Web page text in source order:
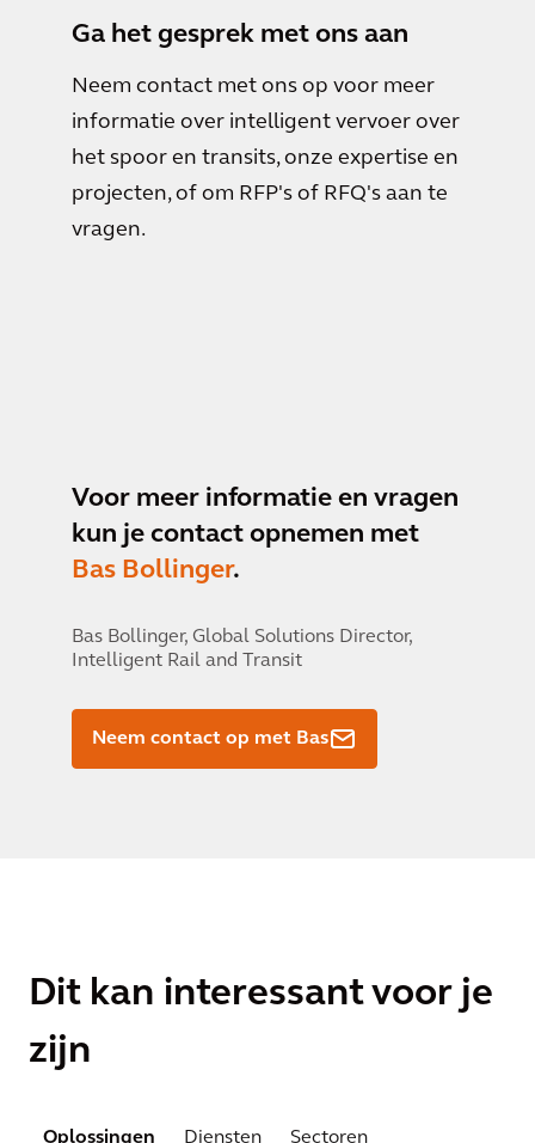
Ga het gesprek met ons aan
Neem contact met ons op voor meer
informatie over intelligent vervoer over
het spoor en transits, onze expertise en
projecten, of om RFP's of RFQ's aan te
vragen.
Voor meer informatie en vragen
kun je contact opnemen met
Bas Bollinger.
Bas Bollinger, Global Solutions Director,
Intelligent Rail and Transit
Neem contact op met Bas
Dit kan interessant voor je
zijn
Oplossingen Diensten Sectoren